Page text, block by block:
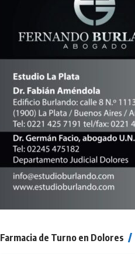
Farmacia de Turno en Dolores